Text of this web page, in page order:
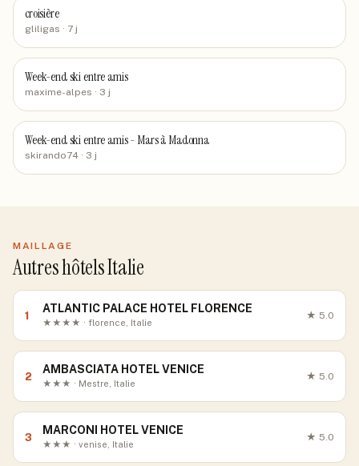
croisière
gliligas · 7 j
Week-end ski entre amis
maxime-alpes · 3 j
Week-end ski entre amis - Mars à Madonna
skirando74 · 3 j
MAILLAGE
Autres hôtels Italie
1
ATLANTIC PALACE HOTEL FLORENCE
★★★★ · florence, Italie
★ 5.0
2
AMBASCIATA HOTEL VENICE
★★★ · Mestre, Italie
★ 5.0
3
MARCONI HOTEL VENICE
★★★ · venise, Italie
★ 5.0